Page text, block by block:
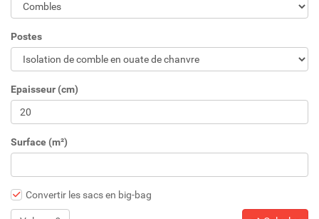
Postes
Epaisseur (cm)
Surface (m²)
Convertir les sacs en big-bag